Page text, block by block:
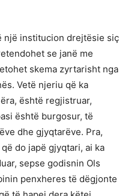
një institucion drejtësie siç
se janë me
skema zyrtarisht nga
Vetë njeriu që ka
është regjistruar,
është burgosur, të
dhe gjyqtarëve. Pra,
do japë gjyqtari, ai ka
sepse godisnin Ols
penxheres të dëgjonte